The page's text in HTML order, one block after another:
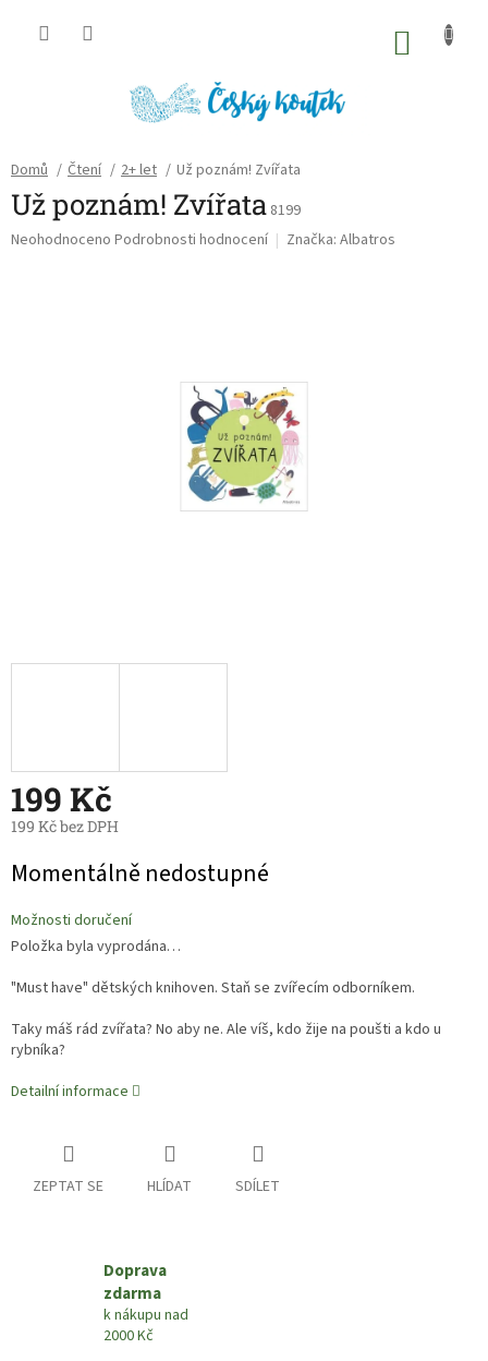
Domů / Čtení / 2+ let / Už poznám! Zvířata
Už poznám! Zvířata 8199
Průměrné
Neohodnoceno Podrobnosti hodnocení Značka: Albatros
199 Kč
199 Kč bez DPH
cena:
Momentálně nedostupné
Možnosti doručení
Položka byla vyprodána…
"Must have" dětských knihoven. Staň se zvířecím odborníkem.
Taky máš rád zvířata? No aby ne. Ale víš, kdo žije na poušti a kdo u
rybníka?
Detailní informace
ZEPTAT SE HLÍDAT SDÍLET
Doprava
zdarma
k nákupu nad
2000 Kč